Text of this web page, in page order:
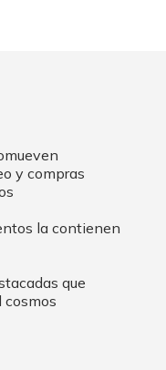
y compras
la contienen
que
cosmos